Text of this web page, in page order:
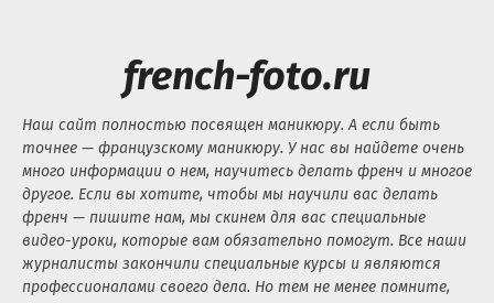
french-foto.ru
Наш сайт полностью посвящен маникюру. А если быть
точнее — французскому маникюру. У нас вы найдете очень
много информации о нем, научитесь делать френч и многое
другое. Если вы хотите, чтобы мы научили вас делать
френч — пишите нам, мы скинем для вас специальные
видео-уроки, которые вам обязательно помогут. Все наши
журналисты закончили специальные курсы и являются
профессионалами своего дела. Но тем не менее помните,